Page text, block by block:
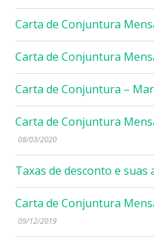
Carta de Conjuntura
Carta de Conjuntura
Carta de Conjuntura –
Carta de Conjuntura
08/03/2020
Taxas de desconto e suas
Carta de Conjuntura
09/12/2019